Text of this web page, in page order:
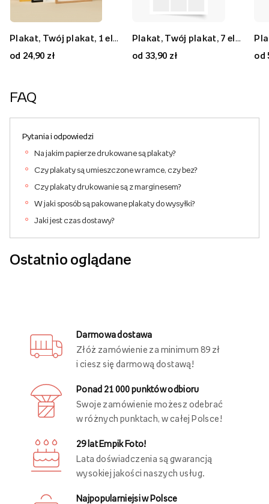
od 24,90 zł
od 33,90 zł
od
od 59,90 zł
od 89,90 zł
od 59,90 zł
od 33,90 zł
FAQ
Pytania i odpowiedzi
Na jakim papierze drukowane są plakaty?
Czy plakaty są umieszczone w ramce, czy bez?
Czy plakaty drukowanie są z marginesem?
W jaki sposób są pakowane plakaty do wysyłki?
Jaki jest czas dostawy?
Ostatnio oglądane
Darmowa dostawa
Złóż zamówienie za minimum 89 zł
i ciesz się darmową dostawą!
Ponad 21 000 punktów odbioru
Swoje zamówienie możesz odebrać
w różnych punktach, w całej Polsce!
29 lat Empik Foto!
Lata doświadczenia są gwarancją
wysokiej jakości naszych usług.
Najpopularniejsi w Polsce